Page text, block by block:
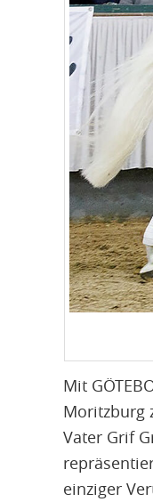
Mit
Moritzburg
Vater Grif
einziger